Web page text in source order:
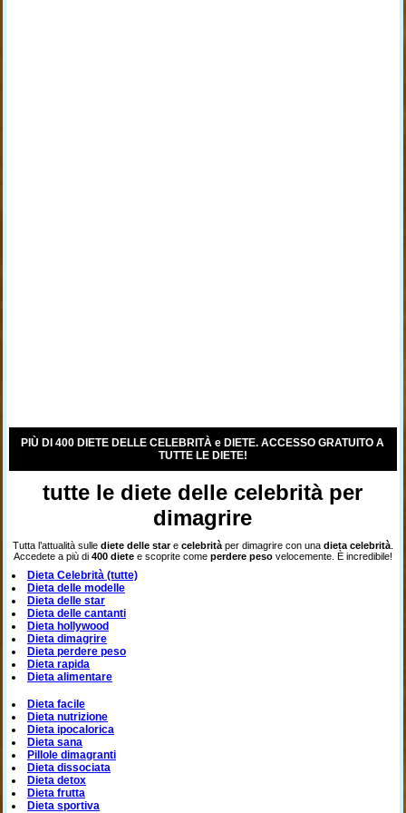
PIÙ DI 400 DIETE DELLE CELEBRITÀ e DIETE. ACCESSO GRATUITO A
TUTTE LE DIETE!
tutte le diete delle celebrità per
dimagrire
Tutta l’attualità sulle diete delle stare celebritàper dimagrire con una dieta celebrità.
Accedete a più di 400 dietee scoprite come perdere pesovelocemente. È incredibile!
Dieta Celebrità (tutte)
Dieta delle modelle
Dieta delle star
Dieta delle cantanti
Dieta hollywood
Dieta dimagrire
Dieta perdere peso
Dieta rapida
Dieta alimentare
Dieta facile
Dieta nutrizione
Dieta ipocalorica
Dieta sana
Pillole dimagranti
Dieta dissociata
Dieta detox
Dieta frutta
Dieta sportiva